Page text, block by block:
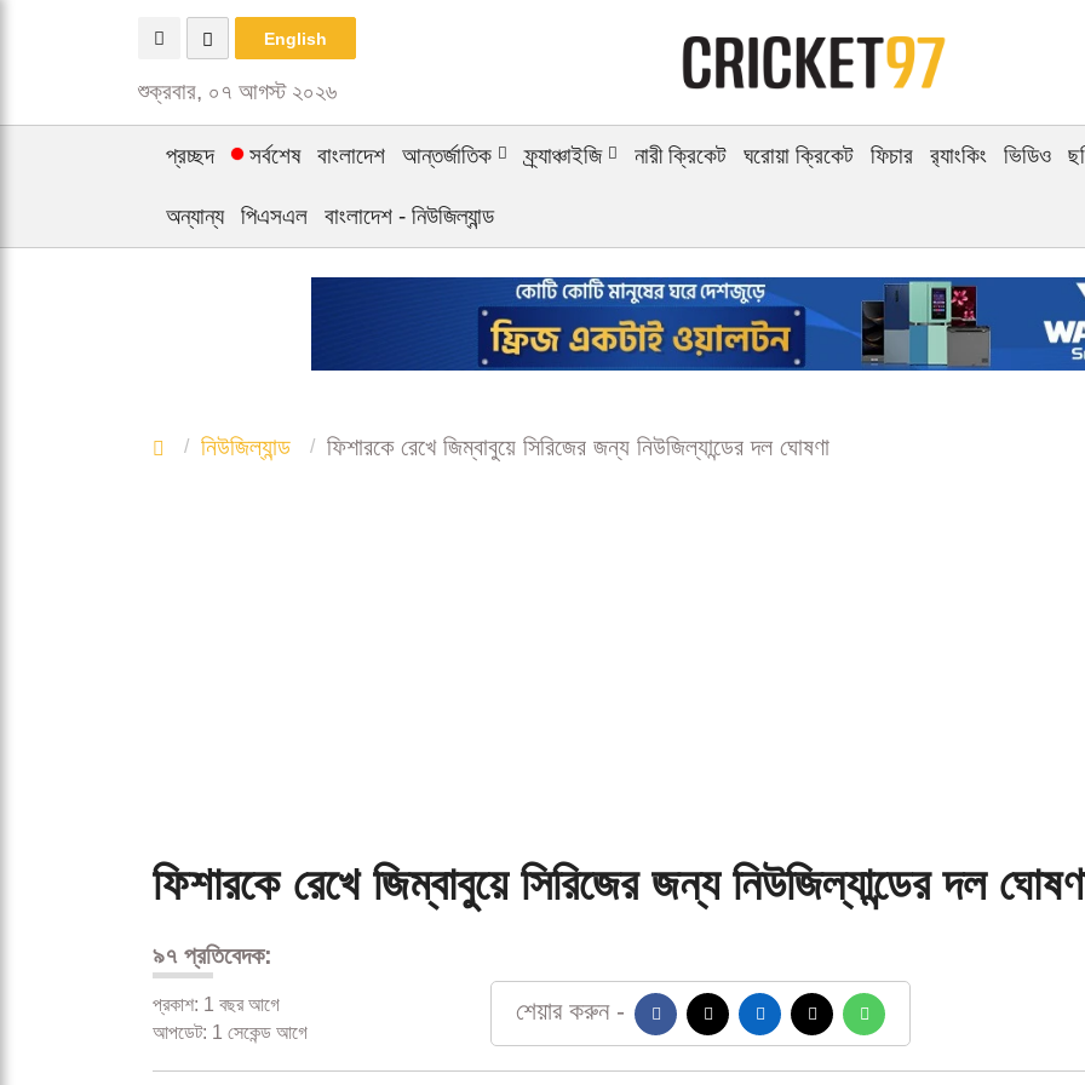
English
শুক্রবার, ০৭ আগস্ট ২০২৬
প্রচ্ছদ সর্বশেষ বাংলাদেশ আন্তর্জাতিক ফ্র্যাঞ্চাইজি নারী ক্রিকেট ঘরোয়া ক্রিকেট ফিচার র‍্যাংকিং ভিডিও
অন্যান্য পিএসএল বাংলাদেশ - নিউজিল্যান্ড
নিউজিল্যান্ড ফিশারকে রেখে জিম্বাবুয়ে সিরিজের জন্য নিউজিল্যান্ডের দল ঘোষণা
ফিশারকে রেখে জিম্বাবুয়ে সিরিজের জন্য নিউজিল্যান্ডের দল
৯৭ প্রতিবেদক:
প্রকাশ: 1 বছর আগে
আপডেট: 1 সেকেন্ড আগে
শেয়ার করুন -